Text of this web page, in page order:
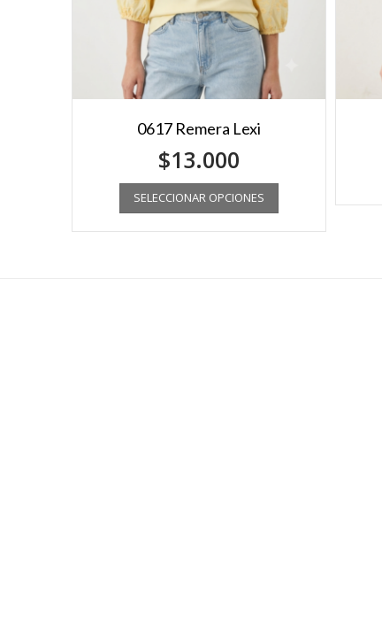
0617 Remera Lexi
$13.000
SELECCIONAR OPCIONES